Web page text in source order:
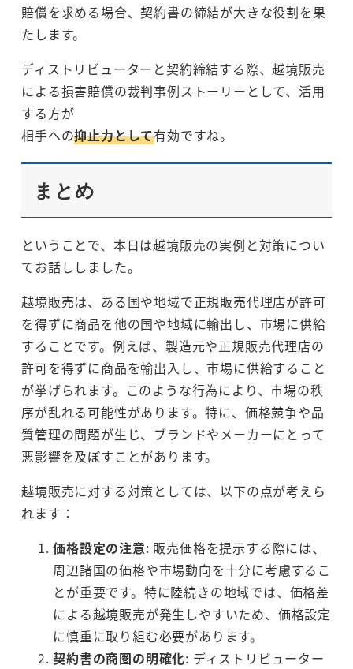
賠償を求める場合、契約書の締結が大きな役割を果
たします。
ディストリビューターと契約締結する際、越境販売
による損害賠償の裁判事例ストーリーとして、活用
する方が
相手への抑止力として有効ですね。
まとめ
ということで、本日は越境販売の実例と対策につい
てお話ししました。
越境販売は、ある国や地域で正規販売代理店が許可
を得ずに商品を他の国や地域に輸出し、市場に供給
することです。例えば、製造元や正規販売代理店の
許可を得ずに商品を輸出入し、市場に供給すること
が挙げられます。このような行為により、市場の秩
序が乱れる可能性があります。特に、価格競争や品
質管理の問題が生じ、ブランドやメーカーにとって
悪影響を及ぼすことがあります。
越境販売に対する対策としては、以下の点が考えら
れます：
価格設定の注意: 販売価格を提示する際には、
周辺諸国の価格や市場動向を十分に考慮するこ
とが重要です。特に陸続きの地域では、価格差
による越境販売が発生しやすいため、価格設定
に慎重に取り組む必要があります。
契約書の商圏の明確化: ディストリビューター